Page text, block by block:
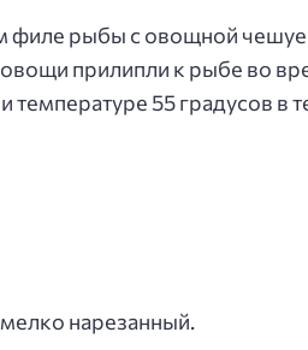
рыбы с овощной
прилипли к рыбе во
температуре 55 градусов в
нарезанный.